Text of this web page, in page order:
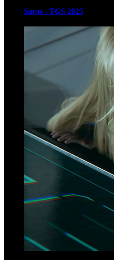
Saros - TGS 2025